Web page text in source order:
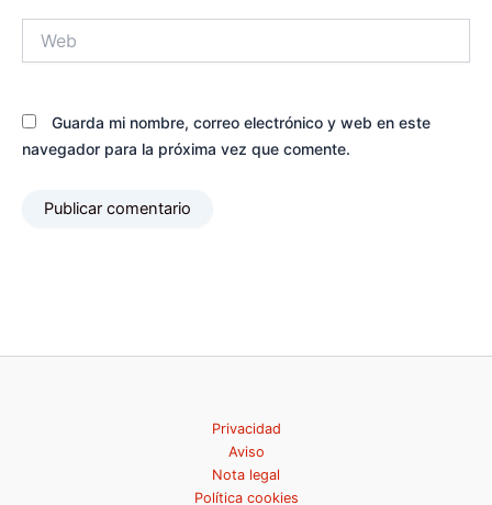
Guarda mi nombre, correo electrónico y web en este
navegador para la próxima vez que comente.
Privacidad
Aviso
Nota legal
Política cookies